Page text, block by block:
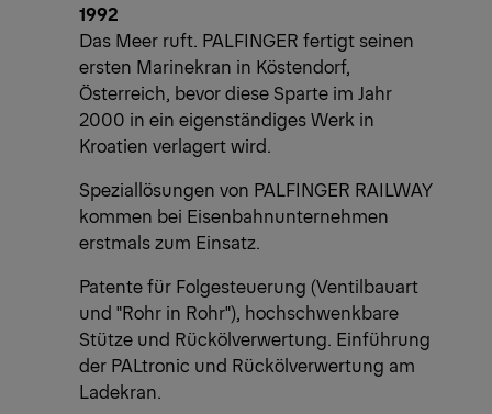
1992
Das Meer ruft. PALFINGER fertigt seinen
ersten Marinekran in Köstendorf,
Österreich, bevor diese Sparte im Jahr
2000 in ein eigenständiges Werk in
Kroatien verlagert wird.
Speziallösungen von PALFINGER RAILWAY
kommen bei Eisenbahnunternehmen
erstmals zum Einsatz.
Patente für Folgesteuerung (Ventilbauart
und "Rohr in Rohr"), hochschwenkbare
Stütze und Rückölverwertung. Einführung
der PALtronic und Rückölverwertung am
Ladekran.